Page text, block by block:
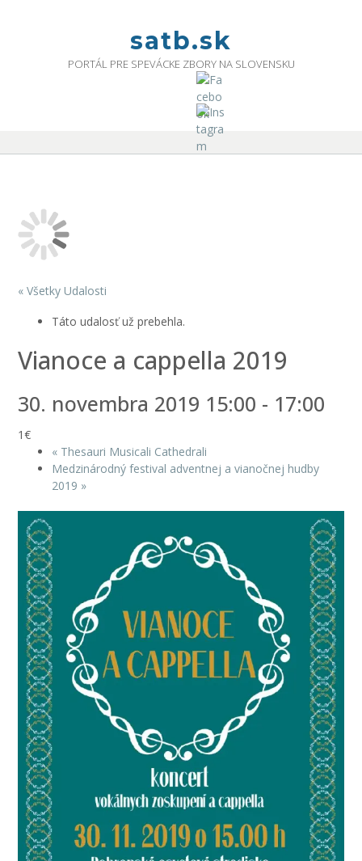
satb.sk
PORTÁL PRE SPEVÁCKE ZBORY NA SLOVENSKU
« Všetky Udalosti
Táto udalosť už prebehla.
Vianoce a cappella 2019
30. novembra 2019 15:00 - 17:00
1€
« Thesauri Musicali Cathedrali
Medzinárodný festival adventnej a vianočnej hudby
2019 »